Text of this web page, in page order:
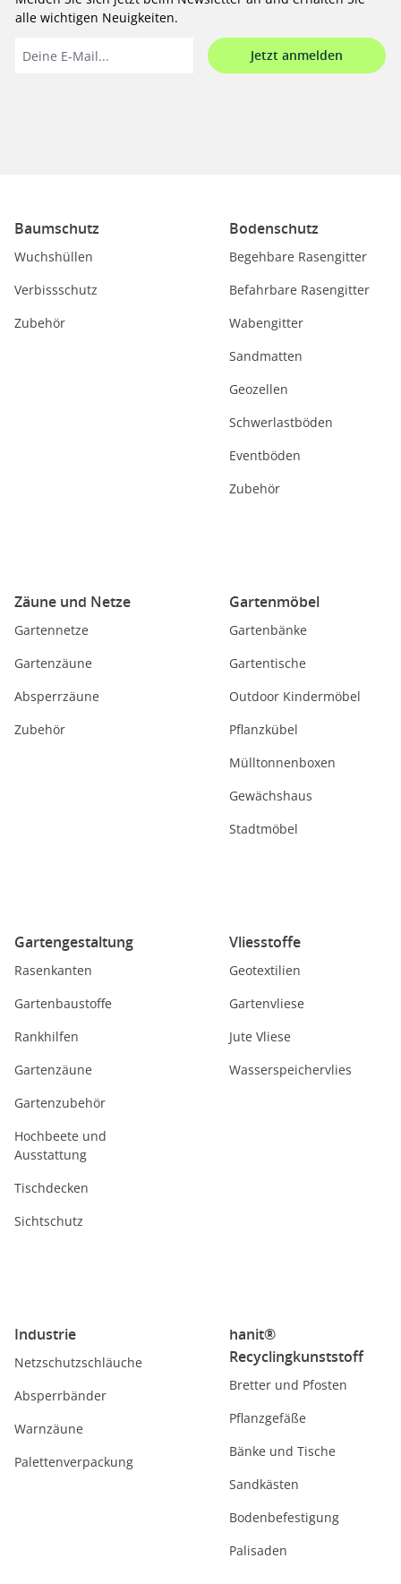
alle wichtigen Neuigkeiten.
Jetzt anmelden
Baumschutz
Wuchshüllen
Verbissschutz
Zubehör
Bodenschutz
Begehbare Rasengitter
Befahrbare Rasengitter
Wabengitter
Sandmatten
Geozellen
Schwerlastböden
Eventböden
Zubehör
Zäune und Netze
Gartennetze
Gartenzäune
Absperrzäune
Zubehör
Gartenmöbel
Gartenbänke
Gartentische
Outdoor Kindermöbel
Pflanzkübel
Mülltonnenboxen
Gewächshaus
Stadtmöbel
Gartengestaltung
Rasenkanten
Gartenbaustoffe
Rankhilfen
Gartenzäune
Gartenzubehör
Hochbeete und
Ausstattung
Tischdecken
Sichtschutz
Vliesstoffe
Geotextilien
Gartenvliese
Jute Vliese
Wasserspeichervlies
Industrie
Netzschutzschläuche
Absperrbänder
Warnzäune
Palettenverpackung
hanit®
Recyclingkunststoff
Bretter und Pfosten
Pflanzgefäße
Bänke und Tische
Sandkästen
Bodenbefestigung
Palisaden